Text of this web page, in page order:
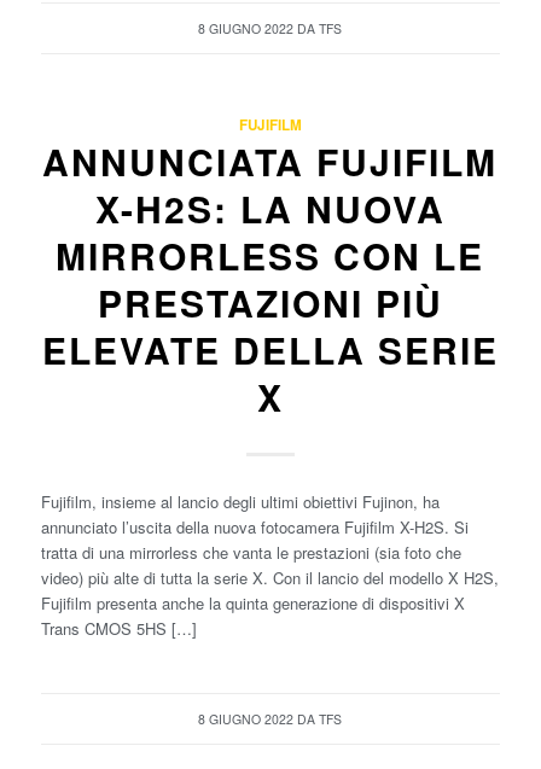
8 GIUGNO 2022 DATFS
FUJIFILM
ANNUNCIATA FUJIFILM
X-H2S: LA NUOVA
MIRRORLESS CON LE
PRESTAZIONI PIÙ
ELEVATE DELLA SERIE
X
Fujifilm, insieme al lancio degli ultimi obiettivi Fujinon, ha
annunciato l’uscita della nuova fotocamera Fujifilm X-H2S. Si
tratta di una mirrorless che vanta le prestazioni (sia foto che
video) più alte di tutta la serie X. Con il lancio del modello X H2S,
Fujifilm presenta anche la quinta generazione di dispositivi X
Trans CMOS 5HS […]
8 GIUGNO 2022 DATFS